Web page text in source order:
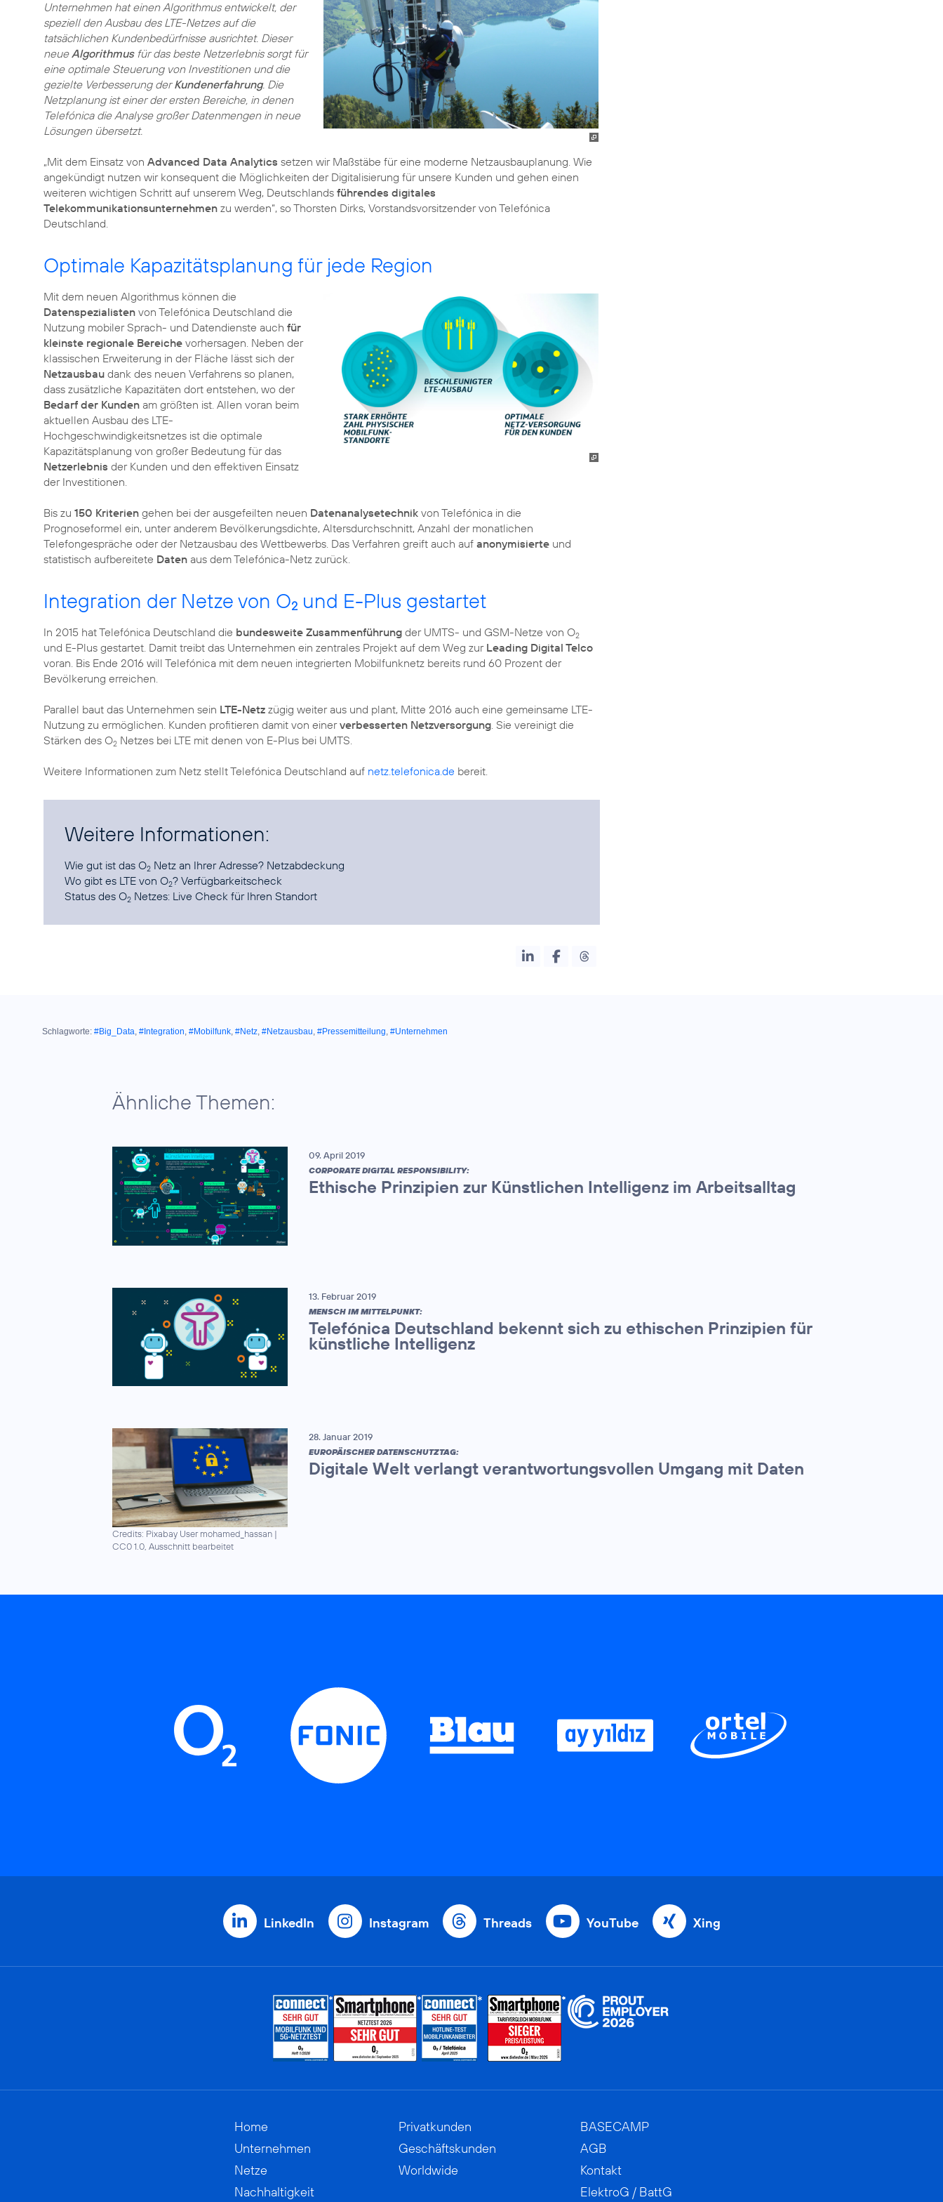
Unternehmen hat einen Algorithmus entwickelt, der
speziell den Ausbau des LTE-Netzes auf die
tatsächlichen Kundenbedürfnisse ausrichtet. Dieser
neueAlgorithmusfür das beste Netzerlebnis sorgt für
eine optimale Steuerung von Investitionen und die
gezielte Verbesserung derKundenerfahrung. Die
Netzplanung ist einer der ersten Bereiche, in denen
Telefónica die Analyse großer Datenmengen in neue
Lösungen übersetzt.
„Mit dem Einsatz von Advanced Data Analytics setzen wir Maßstäbe für eine moderne Netzausbauplanung. Wie
angekündigt nutzen wir konsequent die Möglichkeiten der Digitalisierung für unsere Kunden und gehen einen
weiteren wichtigen Schritt auf unserem Weg, Deutschlands führendes digitales
Telekommunikationsunternehmen zu werden“, so Thorsten Dirks, Vorstandsvorsitzender von Telefónica
Deutschland.
Optimale Kapazitätsplanung für jede Region
Mit dem neuen Algorithmus können die
Datenspezialisten von Telefónica Deutschland die
Nutzung mobiler Sprach- und Datendienste auch für
kleinste regionale Bereiche vorhersagen. Neben der
klassischen Erweiterung in der Fläche lässt sich der
Netzausbau dank des neuen Verfahrens so planen,
dass zusätzliche Kapazitäten dort entstehen, wo der
Bedarf der Kunden am größten ist. Allen voran beim
aktuellen Ausbau des LTE-
Hochgeschwindigkeitsnetzes ist die optimale
Kapazitätsplanung von großer Bedeutung für das
Netzerlebnis der Kunden und den effektiven Einsatz
der Investitionen.
Bis zu 150 Kriterien gehen bei der ausgefeilten neuen Datenanalysetechnik von Telefónica in die
Prognoseformel ein, unter anderem Bevölkerungsdichte, Altersdurchschnitt, Anzahl der monatlichen
Telefongespräche oder der Netzausbau des Wettbewerbs. Das Verfahren greift auch auf anonymisierte und
statistisch aufbereitete Daten aus dem Telefónica-Netz zurück.
Integration der Netze von O2 und E-Plus gestartet
In 2015 hat Telefónica Deutschland die bundesweite Zusammenführung der UMTS- und GSM-Netze von O2
und E-Plus gestartet. Damit treibt das Unternehmen ein zentrales Projekt auf dem Weg zur Leading Digital Telco
voran. Bis Ende 2016 will Telefónica mit dem neuen integrierten Mobilfunknetz bereits rund 60 Prozent der
Bevölkerung erreichen.
Parallel baut das Unternehmen sein LTE-Netz zügig weiter aus und plant, Mitte 2016 auch eine gemeinsame LTE-
Nutzung zu ermöglichen. Kunden profitieren damit von einerverbesserten Netzversorgung. Sie vereinigt die
Stärken des O2 Netzes bei LTE mit denen von E-Plus bei UMTS.
Weitere Informationen zum Netz stellt Telefónica Deutschland auf netz.telefonica.de bereit.
Weitere Informationen:
Wie gut ist das O2 Netz an Ihrer Adresse? Netzabdeckung
Wo gibt es LTE von O2? Verfügbarkeitscheck
Status des O2 Netzes: Live Check für Ihren Standort
Schlagworte: #Big_Data, #Integration, #Mobilfunk, #Netz, #Netzausbau, #Pressemitteilung, #Unternehmen
Ähnliche Themen:
09. April 2019
CORPORATE DIGITAL RESPONSIBILITY:
Ethische Prinzipien zur Künstlichen Intelligenz im Arbeitsalltag
13. Februar 2019
MENSCH IM MITTELPUNKT:
Telefónica Deutschland bekennt sich zu ethischen Prinzipien für
künstliche Intelligenz
Credits: Pixabay User mohamed_hassan |
CC0 1.0, Ausschnitt bearbeitet
28. Januar 2019
EUROPÄISCHER DATENSCHUTZTAG:
Digitale Welt verlangt verantwortungsvollen Umgang mit Daten
LinkedIn Instagram Threads YouTube Xing
Home
Unternehmen
Netze
Nachhaltigkeit
Privatkunden
Geschäftskunden
Worldwide
BASECAMP
AGB
Kontakt
ElektroG / BattG